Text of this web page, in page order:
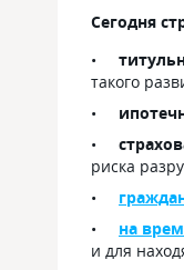
Сегодня
такого
риска
на
и для